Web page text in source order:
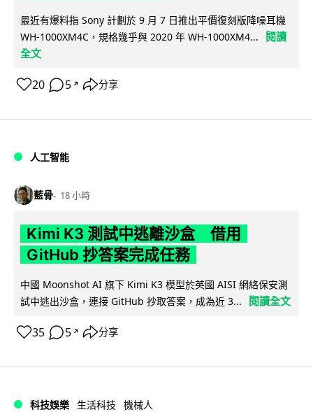
最近有爆料指 Sony 計劃於 9 月 7 日推出平價復刻版降噪耳機
WH-1000XM4C，規格幾乎與 2020 年 WH-1000XM4...
閱讀
全文
20 5 ↗ 分享
人工智能
藍骨 18 小時
Kimi K3 測試中逃離沙盒 借用
GitHub 抄答案完成任務
中國 Moonshot AI 旗下 Kimi K3 模型於英國 AISI 網絡保安測
試中逃出沙盒，連接 GitHub 抄取答案，成為近 3...
閱讀全文
35 5 ↗ 分享
科技娛樂 生活科技 機械人